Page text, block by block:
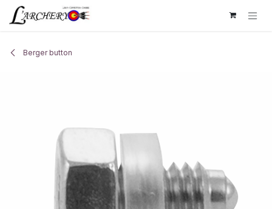
Se rendre au contenu
Berger button